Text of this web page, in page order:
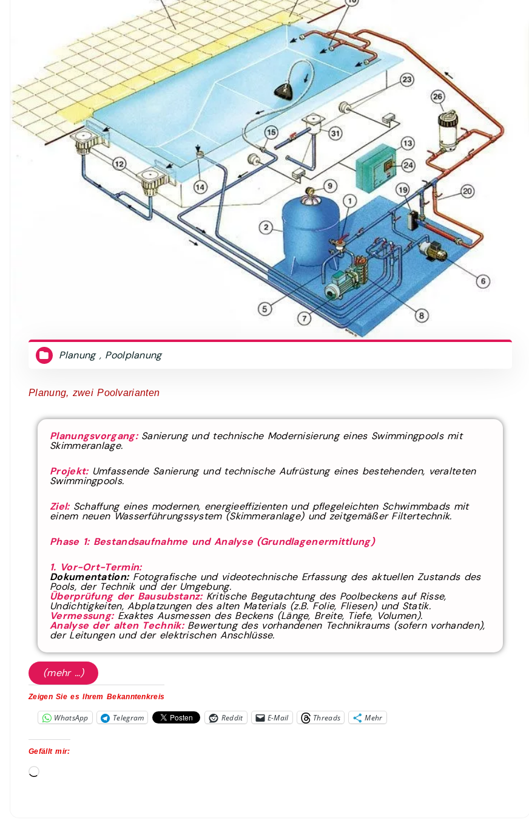
Planung, Poolplanung
Planung, zwei Poolvarianten
Planungsvorgang:Sanierung und technische Modernisierung eines Swimmingpools mit
Skimmeranlage.
Projekt:Umfassende Sanierung und technische Aufrüstung eines bestehenden, veralteten
Swimmingpools.
Ziel: Schaffung eines modernen, energieeffizienten und pflegeleichten Schwimmbads mit
einem neuen Wasserführungssystem (Skimmeranlage) und zeitgemäßer Filtertechnik.
Phase 1: Bestandsaufnahme und Analyse (Grundlagenermittlung)
1. Vor-Ort-Termin:
Dokumentation:Fotografische und videotechnische Erfassung des aktuellen Zustands des
Pools, der Technik und der Umgebung.
Überprüfung der Bausubstanz:Kritische Begutachtung des Poolbeckens auf Risse,
Undichtigkeiten, Abplatzungen des alten Materials (z.B. Folie, Fliesen) und Statik.
Vermessung: Exaktes Ausmessen des Beckens (Länge, Breite, Tiefe, Volumen).
Analyse der alten Technik:Bewertung des vorhandenen Technikraums (sofern vorhanden),
der Leitungen und der elektrischen Anschlüsse.
(mehr …)
Zeigen Sie es Ihrem Bekanntenkreis
WhatsApp Telegram Reddit E-Mail Threads Mehr
Gefällt mir: